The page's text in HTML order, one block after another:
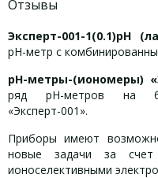
Отзывы
Эксперт-001-1(0.1)рН
рН-метр с
рН-метры-(иономеры)
ряд рН-метров на
«Эксперт-001».
Приборы имеют
новые задачи за счет
ионоселективными